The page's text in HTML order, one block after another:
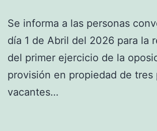
Se informa a las personas
día 1 de Abril del 2026 para la
del primer ejercicio de la
provisión en propiedad de tres
vacantes…